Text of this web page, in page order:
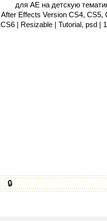
для АЕ на детскую
After Effects Version CS4, CS5,
CS6 | Resizable | Tutorial, psd |
🔒